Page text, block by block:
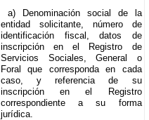
a) Denominación social de la
entidad solicitante, número de
identificación fiscal, datos de
inscripción en el Registro de
Servicios Sociales, General o
Foral que corresponda en cada
caso, y referencia de su
inscripción en el Registro
correspondiente a su forma
jurídica.